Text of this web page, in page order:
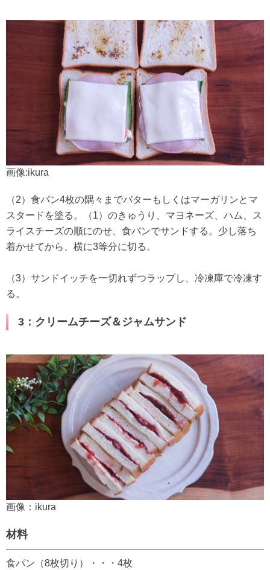
画像:ikura
（2）食パン4枚の隅々までバターもしくはマーガリンとマ
スタードを塗る。（1）のきゅうり、マヨネーズ、ハム、ス
ライスチーズの順にのせ、食パンでサンドする。少し落ち
着かせてから、横に3等分に切る。
（3）サンドイッチを一切れずつラップし、冷凍庫で冷凍す
る。
3：クリームチーズ＆ジャムサンド
画像：ikura
材料
食パン（8枚切り）・・・4枚